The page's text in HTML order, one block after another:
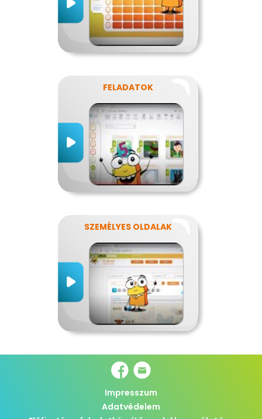
FELADATOK
SZEMÉLYES OLDALAK
Impresszum
Adatvédelem